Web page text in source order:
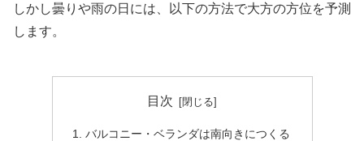
しかし曇りや雨の日には、以下の方法で大方の方位を予測
します。
目次
バルコニー・ベランダは南向きにつくる